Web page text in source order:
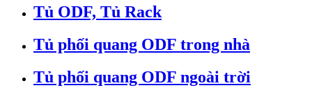
Tủ ODF, Tủ Rack
Tủ phối quang ODF trong nhà
Tủ phối quang ODF ngoài trời